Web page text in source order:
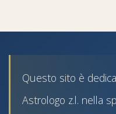
Questo sito è
Astrologo z.l. nella